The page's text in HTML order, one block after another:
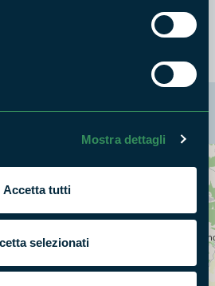
Mostra dettagli
Accetta tutti
selezionati